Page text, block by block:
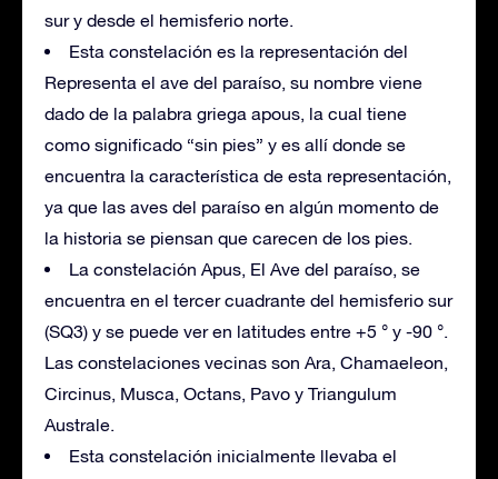
sur y desde el hemisferio norte.
Esta constelación es la representación del
Representa el ave del paraíso, su nombre viene
dado de la palabra griega apous, la cual tiene
como significado “sin pies” y es allí donde se
encuentra la característica de esta representación,
ya que las aves del paraíso en algún momento de
la historia se piensan que carecen de los pies.
La constelación Apus, El Ave del paraíso, se
encuentra en el tercer cuadrante del hemisferio sur
(SQ3) y se puede ver en latitudes entre +5 ° y -90 °.
Las constelaciones vecinas son Ara, Chamaeleon,
Circinus, Musca, Octans, Pavo y Triangulum
Australe.
Esta constelación inicialmente llevaba el